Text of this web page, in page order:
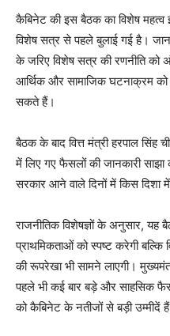
कैबिनेट की इस बैठक का विशेष महत्व
विशेष सत्र से पहले बुलाई गई है।
के जरिए विशेष सत्र की रणनीति को
आर्थिक और सामाजिक घटनाक्रम
सकते हैं।
बैठक के बाद वित्त मंत्री हरपाल सिंह
में लिए गए फैसलों की जानकारी
सरकार आने वाले दिनों में किस दिशा
राजनीतिक विशेषज्ञों के अनुसार,
प्राथमिकताओं को स्पष्ट करेगी बल्कि
की रूपरेखा भी सामने लाएगी।
पहले भी कई बार बड़े और साहसिक
को कैबिनेट के नतीजों से बड़ी उम्मीदें